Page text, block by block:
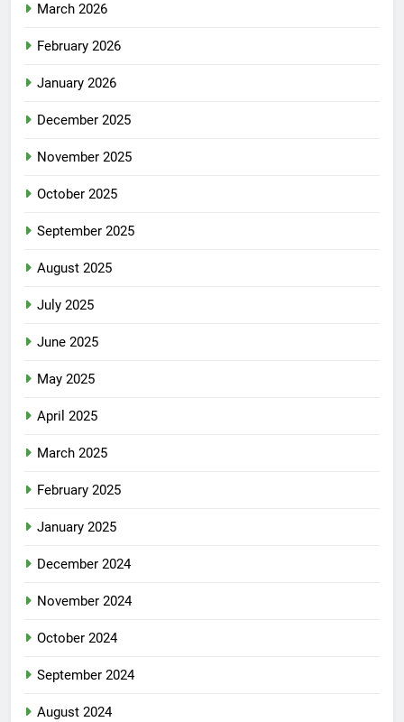
March 2026
February 2026
January 2026
December 2025
November 2025
October 2025
September 2025
August 2025
July 2025
June 2025
May 2025
April 2025
March 2025
February 2025
January 2025
December 2024
November 2024
October 2024
September 2024
August 2024